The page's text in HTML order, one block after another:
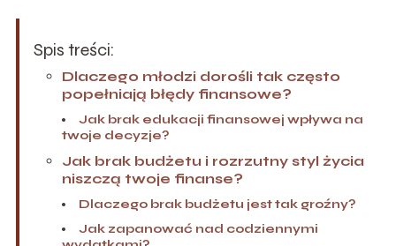
Spis treści:
Dlaczego młodzi dorośli tak często
popełniają błędy finansowe?
Jak brak edukacji finansowej wpływa na
twoje decyzje?
Jak brak budżetu i rozrzutny styl życia
niszczą twoje finanse?
Dlaczego brak budżetu jest tak groźny?
Jak zapanować nad codziennymi